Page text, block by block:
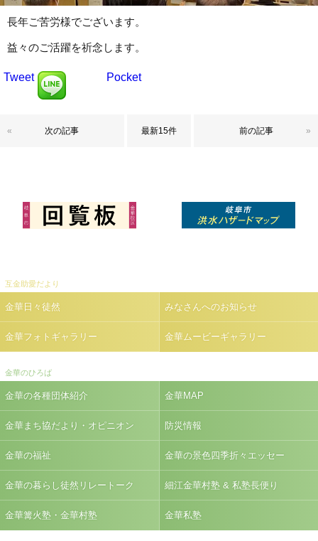
長年ご苦労様でございます。
益々のご活躍を祈念します。
Tweet Pocket
次の記事
« 最新15件 前の記事 »
互金助愛だより
金華日々徒然 みなさんへのお知らせ
金華フォトギャラリー 金華ムービーギャラリー
金華のひろば
金華の各種団体紹介 金華MAP
金華まち協だより・オピニオン 防災情報
金華の福祉 金華の景色四季折々エッセー
金華の暮らし徒然リレートーク 細江金華村塾 & 私塾長便り
金華篝火塾・金華村塾 金華私塾